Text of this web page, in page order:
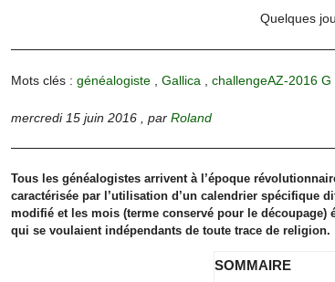
Quelques
Mots clés : généalogiste, Gallica challengeAZ-2016 G
mercredi 15 juin 2016 par Roland
Tous les généalogistes arrivent à l’époque
caractérisée par l’utilisation d’un calendrier spécifique
modifié et les mois (terme conservé pour le découpage)
qui se voulaient indépendants de toute trace de religion.
SOMMAIRE